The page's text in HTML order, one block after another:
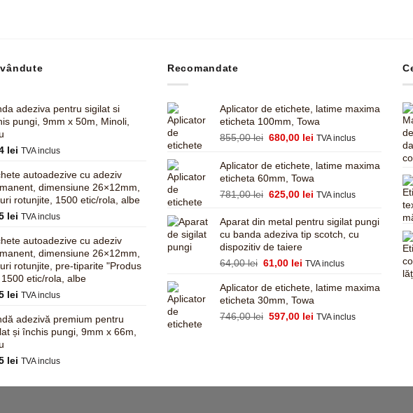
adeziva pentru sigilat si
pungi, 9mm x 50m, Minoli,
lei TVA inclus
autoadezive cu adeziv
dimensiune 26×12mm,
rotunjite, 1500 etic/rola, albe
lei TVA inclus
autoadezive cu adeziv
dimensiune 26×12mm,
rotunjite, pre-tiparite "Produs
1500 etic/rola, albe
lei TVA inclus
adezivă premium pentru
și închis pungi, 9mm x 66m,
lei TVA inclus
Recomandate
Aplicator de etichete, latime maxima
eticheta 100mm, Towa
855,00lei Prețul
a
fost:
855,00 lei.
680,00 lei Prețul
este:
680,00 lei.
TVA inclus
Aplicator de etichete, latime maxima
eticheta 60mm, Towa
781,00lei Prețul
a
fost:
781,00 lei.
625,00 lei Prețul
este:
625,00 lei.
TVA inclus
Aparat din metal pentru sigilat pungi
cu banda adeziva tip scotch, cu
dispozitiv de taiere
64,00lei Prețul
a
fost:
64,00 lei.
61,00 lei Prețul
este:
61,00 lei.
TVA inclus
Aplicator de etichete, latime maxima
eticheta 30mm, Towa
746,00lei Prețul
597,00 lei Prețul
TVA inclus